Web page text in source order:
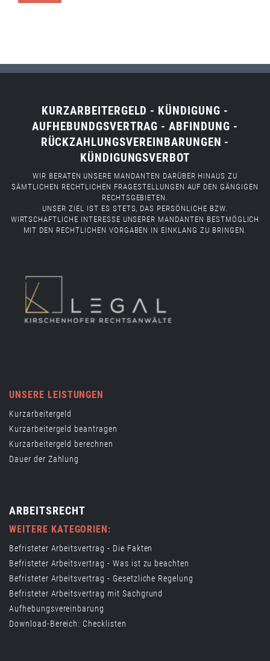
KURZARBEITERGELD - KÜNDIGUNG -
AUFHEBUNDGSVERTRAG - ABFINDUNG -
RÜCKZAHLUNGSVEREINBARUNGEN -
KÜNDIGUNGSVERBOT
WIR BERATEN UNSERE MANDANTEN DARÜBER HINAUS ZU
SÄMTLICHEN RECHTLICHEN FRAGESTELLUNGEN AUF DEN GÄNGIGEN
RECHTSGEBIETEN.
UNSER ZIEL IST ES STETS, DAS PERSÖNLICHE BZW.
WIRTSCHAFTLICHE INTERESSE UNSERER MANDANTEN BESTMÖGLICH
MIT DEN RECHTLICHEN VORGABEN IN EINKLANG ZU BRINGEN.
UNSERE LEISTUNGEN
Kurzarbeitergeld
Kurzarbeitergeld beantragen
Kurzarbeitergeld berechnen
Dauer der Zahlung
ARBEITSRECHT
WEITERE KATEGORIEN:
Befristeter Arbeitsvertrag - Die Fakten
Befristeter Arbeitsvertrag - Was ist zu beachten
Befristeter Arbeitsvertrag - Gesetzliche Regelung
Befristeter Arbeitsvertrag mit Sachgrund
Aufhebungsvereinbarung
Download-Bereich: Checklisten